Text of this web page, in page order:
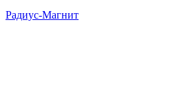
Радиус-Магнит